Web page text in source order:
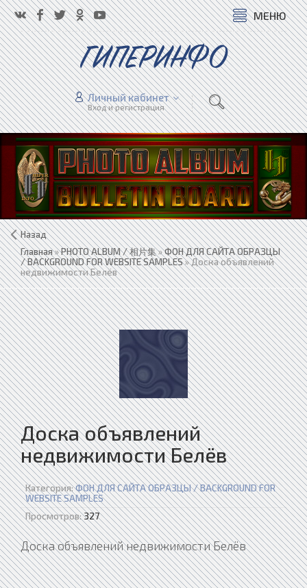
МЕНЮ
ГИПЕРИНФО
Личный кабинет
Вход и регистрация
Назад
Главная»PHOTO ALBUM / 相片集»ФОН ДЛЯ САЙТА ОБРАЗЦЫ
/ BACKGROUND FOR WEBSITE SAMPLES» Доска объявлений
недвижимости Белёв
Доска объявлений
недвижимости Белёв
Категория:ФОН ДЛЯ САЙТА ОБРАЗЦЫ / BACKGROUND FOR
WEBSITE SAMPLES
Просмотров:327
Доска объявлений недвижимости Белёв